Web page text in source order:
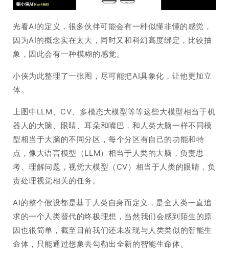
光看AI的定义，很多伙伴可能会有一种似懂非懂的感觉，
因为AI的概念实在太大，同时又和科幻高度绑定，比较抽
象，因此会有一种模糊的感觉。
小侠为此整理了一张图，尽可能把AI具象化，让他更加立
体。
上图中LLM、CV、多模态大模型等等这些大模型相当于机
器人的大脑、眼睛、耳朵和嘴巴，和人类大脑一样不同模
型相当于大脑的不同分区，每个分区有自己的功能和特
点，像大语言模型（LLM）相当于人类的大脑，负责思
考、理解问题，视觉大模型（CV）相当于人类的眼睛，负
责处理视觉相关的任务。
AI的整个假设都是基于人类自身而定义，是全人类一直追
求的一个人类替代的终极理想，当然我们会感到陌生的原
因也很简单，截至目前我们还未发现与人类类似的智能生
命体，只能通过想象去勾勒出全新的智能生命体。